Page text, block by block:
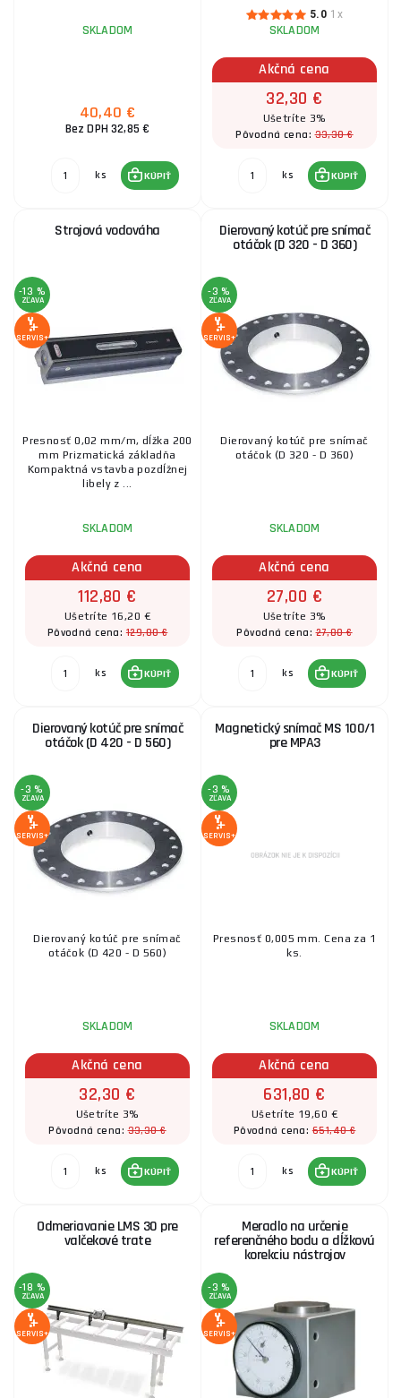
SKLADOM
40,40 €
Bez DPH 32,85 €
ks KÚPIŤ
5.0 1x
SKLADOM
Akčná cena
32,30 €
Ušetríte 3%
Pôvodná cena:33,30 €
ks KÚPIŤ
Strojová vodováha
-13 %
ZĽAVA
SERVIS+
Presnosť 0,02 mm/m, dĺžka 200
mm Prizmatická základňa
Kompaktná vstavba pozdĺžnej
libely z ...
SKLADOM
Akčná cena
112,80 €
Ušetríte 16,20 €
Pôvodná cena:129,00 €
ks KÚPIŤ
Dierovaný kotúč pre snímač
otáčok (D 320 - D 360)
-3 %
ZĽAVA
SERVIS+
Dierovaný kotúč pre snímač
otáčok (D 320 - D 360)
SKLADOM
Akčná cena
27,00 €
Ušetríte 3%
Pôvodná cena:27,80 €
ks KÚPIŤ
Dierovaný kotúč pre snímač
otáčok (D 420 - D 560)
-3 %
ZĽAVA
SERVIS+
Dierovaný kotúč pre snímač
otáčok (D 420 - D 560)
SKLADOM
Akčná cena
32,30 €
Ušetríte 3%
Pôvodná cena:33,30 €
ks KÚPIŤ
Magnetický snímač MS 100/1
pre MPA3
-3 %
ZĽAVA
SERVIS+
Presnosť 0,005 mm. Cena za 1
ks.
SKLADOM
Akčná cena
631,80 €
Ušetríte 19,60 €
Pôvodná cena:651,40 €
ks KÚPIŤ
Odmeriavanie LMS 30 pre
valčekové trate
-18 %
ZĽAVA
SERVIS+
Meradlo na určenie
referenčného bodu a dĺžkovú
korekciu nástrojov
-3 %
ZĽAVA
SERVIS+